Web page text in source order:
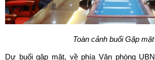
Toàn cảnh buổi Gặp mặt
Dự buổi gặp mặt, về phía Văn phòng